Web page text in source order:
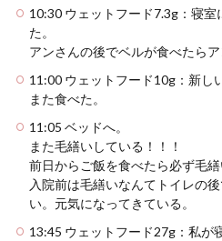
10:30 ウェットフード7.3g：寝
た。
アンさんの後でベルが食べたら
11:00 ウェットフード10g：新し
また食べた。
11:05 ベッドへ。
また毛繕いしている！！！
前日からご飯を食べたら必ず毛繕
入院前は毛繕いなんてトイレの
い。元気になってきている。
13:45 ウェットフード27g：私が